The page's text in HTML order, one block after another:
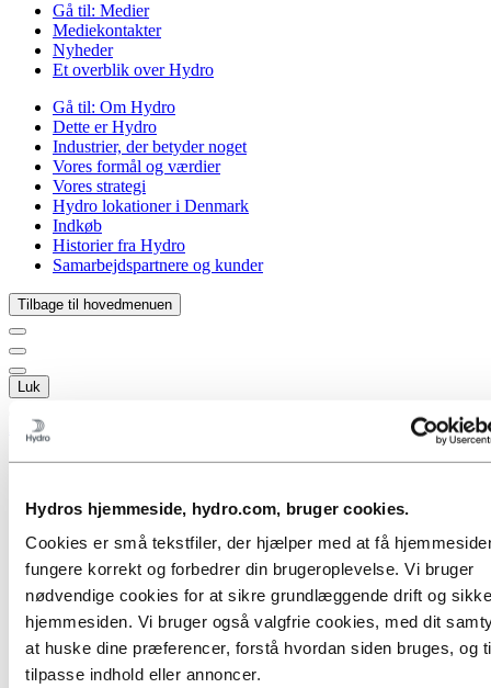
Hydros hjemmeside, hydro.com, bruger cookies.
Cookies er små tekstfiler, der hjælper med at få
fungere korrekt og forbedrer din brugeroplevelse. Vi bruger
nødvendige cookies for at sikre grundlæggende drift og
hjemmesiden. Vi bruger også valgfrie cookies, med dit
at huske dine præferencer, forstå hvordan siden bruges, og
tilpasse indhold eller annoncer.
Gå til: Medier
Mediekontakter
Nyheder
Et overblik over Hydro
Gå til: Om Hydro
Dette er Hydro
Industrier, der betyder noget
Vores formål og værdier
Vores strategi
Hydro lokationer i Denmark
Indkøb
Historier fra Hydro
Samarbejdspartnere og kunder
Tilbage til hovedmenuen
Luk
Aluminium
Produkter
Biler
Byggeri & anlæg
Skibsfart & Offshore
Transport
Sol og energi
Solenergi
Vindkraft
Geotermisk energi
Varmestyring